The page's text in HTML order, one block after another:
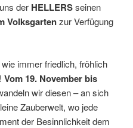
der HELLERSseinen
Volksgartenzur Verfügung
immer friedlich, fröhlich
Vom 19. November bis
wir diesen – an sich
Zauberwelt, wo jede
der Besinnlichkeit dem